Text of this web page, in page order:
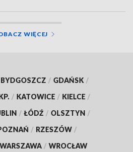
WIĘCEJ
BYDGOSZCZ / GDAŃSK /
/ KATOWICE / KIELCE /
/ ŁÓDŹ / OLSZTYN /
/ RZESZÓW /
WARSZAWA / WROCŁAW